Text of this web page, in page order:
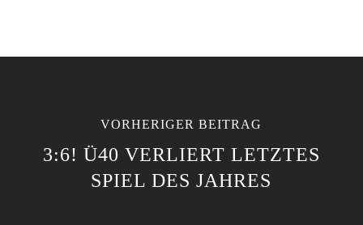
VORHERIGER BEITRAG
3:6! Ü40 VERLIERT LETZTES
SPIEL DES JAHRES